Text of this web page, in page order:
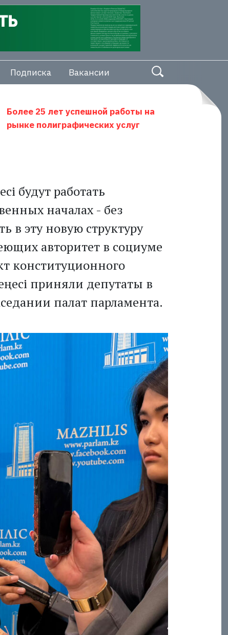
Подписка Вакансии
Более 25 лет успешной работы на
рынке полиграфических услуг
будут работать
началах - без
в эту новую структуру
авторитет в социуме
конституционного
приняли депутаты в
палат парламента.